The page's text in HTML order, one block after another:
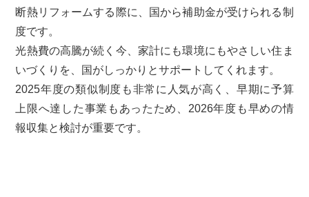
断熱リフォームする際に、国から補助金が受けられる制
度です。
光熱費の高騰が続く今、家計にも環境にもやさしい住ま
いづくりを、国がしっかりとサポートしてくれます。
2025年度の類似制度も非常に人気が高く、早期に予算
上限へ達した事業もあったため、2026年度も早めの情
報収集と検討が重要です。